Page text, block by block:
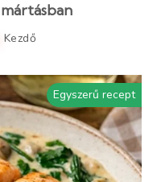
Kezdő
Egyszerű recept